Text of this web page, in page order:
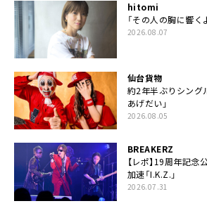
hitomi
「その人の胸に響く
2026.08.07
仙台貨物
約2年半ぶりシング
あげだい」
2026.08.05
BREAKERZ
【レポ】19周年記
加速「I.K.Z.」
2026.07.31